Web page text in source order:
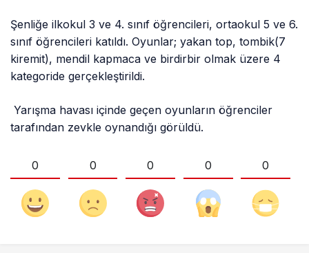
Şenliğe ilkokul 3 ve 4. sınıf öğrencileri, ortaokul 5 ve 6.
sınıf öğrencileri katıldı. Oyunlar; yakan top, tombik(7
kiremit), mendil kapmaca ve birdirbir olmak üzere 4
kategoride gerçekleştirildi.
Yarışma havası içinde geçen oyunların öğrenciler
tarafından zevkle oynandığı görüldü.
0 0 0 0 0